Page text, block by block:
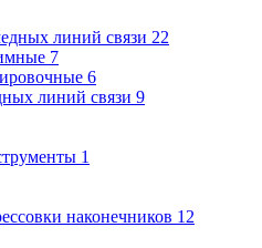
линий связи 22
7
6
линий связи 9
1
наконечников 12